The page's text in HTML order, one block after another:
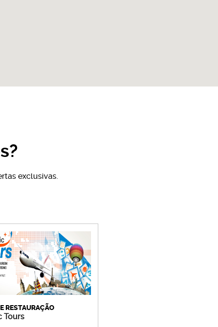
exclusivas.
RESTAURAÇÃO
Tours